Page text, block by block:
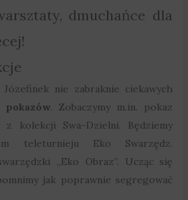
dmuchańce dla
nie zabraknie ciekawych
. Zobaczymy m.in. pokaz
z kolekcji Swa-Dzielni. Będziemy
teleturnieju Eko Swarzędz.
„Eko Obraz”. Ucząc się
jak poprawnie segregować